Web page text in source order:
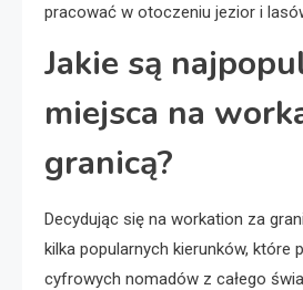
pracować w otoczeniu jezior i
Jakie są
miejsca na
granicą?
Decydując się na workation za
kilka popularnych kierunków, które
cyfrowych nomadów z całego